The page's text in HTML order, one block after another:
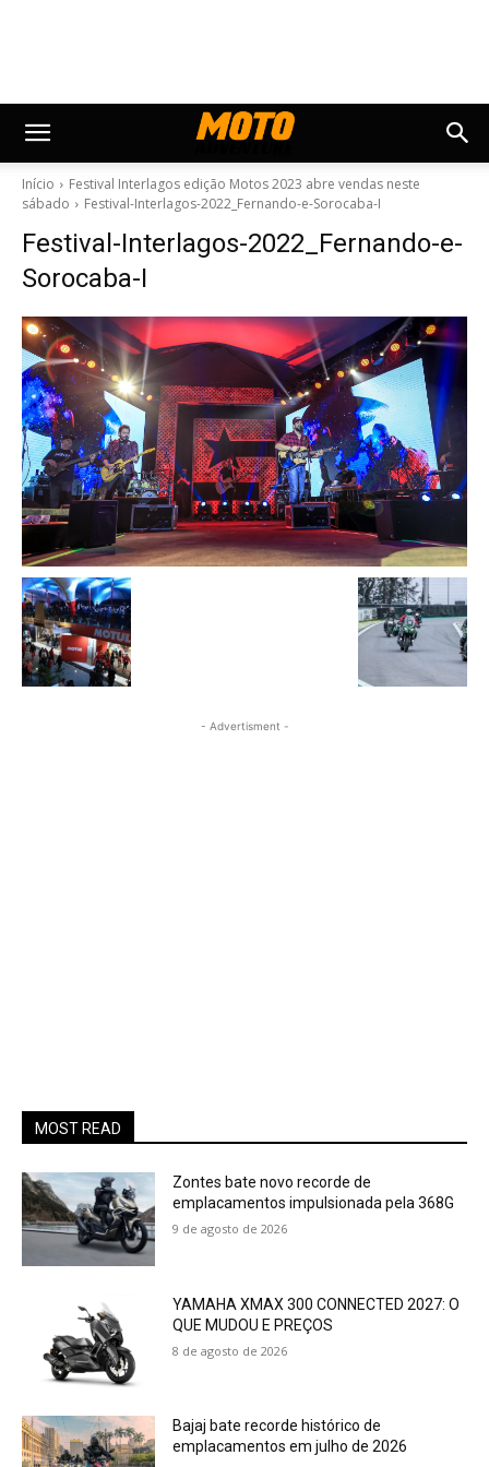
Início
Festival Interlagos edição Motos 2023 abre vendas neste
sábado
Festival-Interlagos-2022_Fernando-e-Sorocaba-I
Festival-Interlagos-2022_Fernando-e-
Sorocaba-I
- Advertisment -
MOST READ
Zontes bate novo recorde de
emplacamentos impulsionada pela 368G
9 de agosto de 2026
YAMAHA XMAX 300 CONNECTED 2027: O
QUE MUDOU E PREÇOS
8 de agosto de 2026
Bajaj bate recorde histórico de
emplacamentos em julho de 2026